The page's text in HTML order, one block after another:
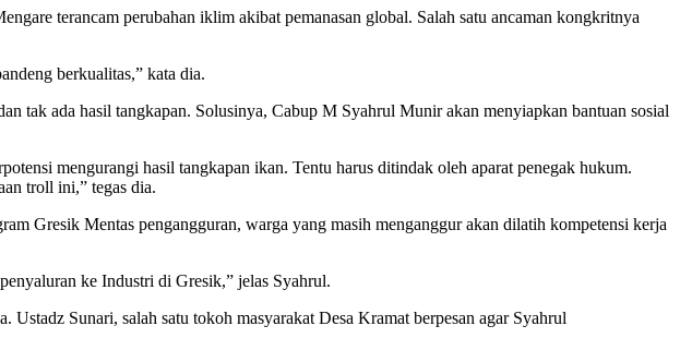
terancam perubahan iklim akibat pemanasan global. Salah satu ancaman kongkritnya
berkualitas,” kata dia.
tak ada hasil tangkapan. Solusinya, Cabup M Syahrul Munir akan menyiapkan bantuan sosial
mengurangi hasil tangkapan ikan. Tentu harus ditindak oleh aparat penegak hukum.
troll ini,” tegas dia.
Gresik Mentas pengangguran, warga yang masih menganggur akan dilatih kompetensi kerja
ke Industri di Gresik,” jelas Syahrul.
Sunari, salah satu tokoh masyarakat Desa Kramat berpesan agar Syahrul